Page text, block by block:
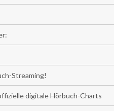
Streaming!
digitale Hörbuch-Charts